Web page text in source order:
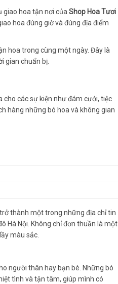
giao hoa tận nơi của Shop Hoa Tươi
hoa đúng giờ và đúng địa điểm
hoa trong cùng một ngày. Đây là
gian chuẩn bị.
cho các sự kiện như đám cưới, tiệc
hàng những bó hoa và không gian
thành một trong những địa chỉ tin
Hà Nội. Không chỉ đơn thuần là một
màu sắc.
người thân hay bạn bè. Những bó
tình và tận tâm, giúp mình có